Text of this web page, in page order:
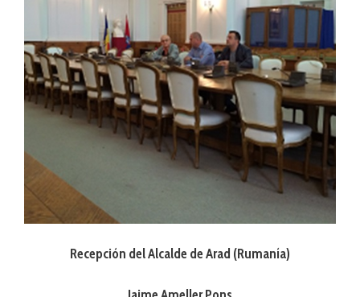
Recepción del Alcalde de Arad (Rumanía)